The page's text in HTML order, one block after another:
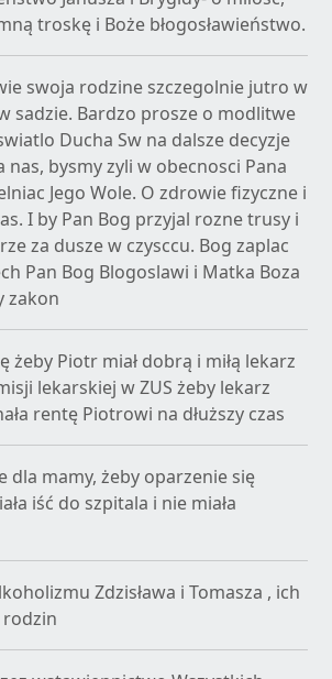
troskę i Boże błogosławieństwo.
swoja rodzine szczegolnie jutro w
sadzie. Bardzo prosze o modlitwe
Ducha Sw na dalsze decyzje
nas, bysmy zyli w obecnosci Pana
Jego Wole. O zdrowie fizyczne i
I by Pan Bog przyjal rozne trusy i
za dusze w czysccu. Bog zaplac
Pan Bog Blogoslawi i Matka Boza
zakon
żeby Piotr miał dobrą i miłą lekarz
lekarskiej w ZUS żeby lekarz
rentę Piotrowi na dłuższy czas
dla mamy, żeby oparzenie się
iść do szpitala i nie miała
Zdzisława i Tomasza , ich